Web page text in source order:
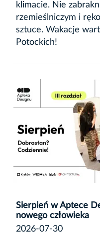
klimacie. Nie
rzemieślniczym i
sztuce. Wakacje
Potockich!
Sierpień w Aptece
nowego człowieka
2026-07-30